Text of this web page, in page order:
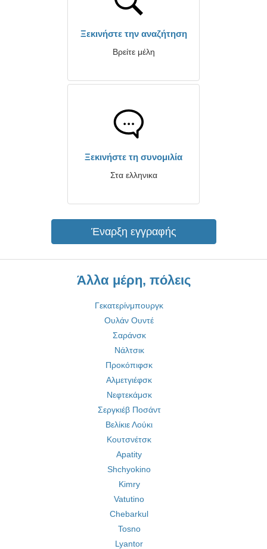
Ξεκινήστε την αναζήτηση
Βρείτε μέλη
Ξεκινήστε τη συνομιλία
Στα ελληνικα
Έναρξη εγγραφής
Άλλα μέρη, πόλεις
Γεκατερίνμπουργκ
Ουλάν Ουντέ
Σαράνσκ
Νάλτσικ
Προκόπιφσκ
Αλμετγιέφσκ
Νεφτεκάμσκ
Σεργκιέβ Ποσάντ
Βελίκιε Λούκι
Κουτσνέτσκ
Apatity
Shchyokino
Kimry
Vatutino
Chebarkul
Tosno
Lyantor